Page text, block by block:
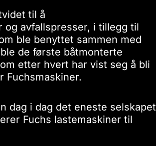
til å
og avfallspresser, i tillegg til
ble benyttet sammen med
de første båtmonterte
etter hvert har vist seg å bli
Fuchsmaskiner.
dag i dag det eneste selskapet
Fuchs lastemaskiner til